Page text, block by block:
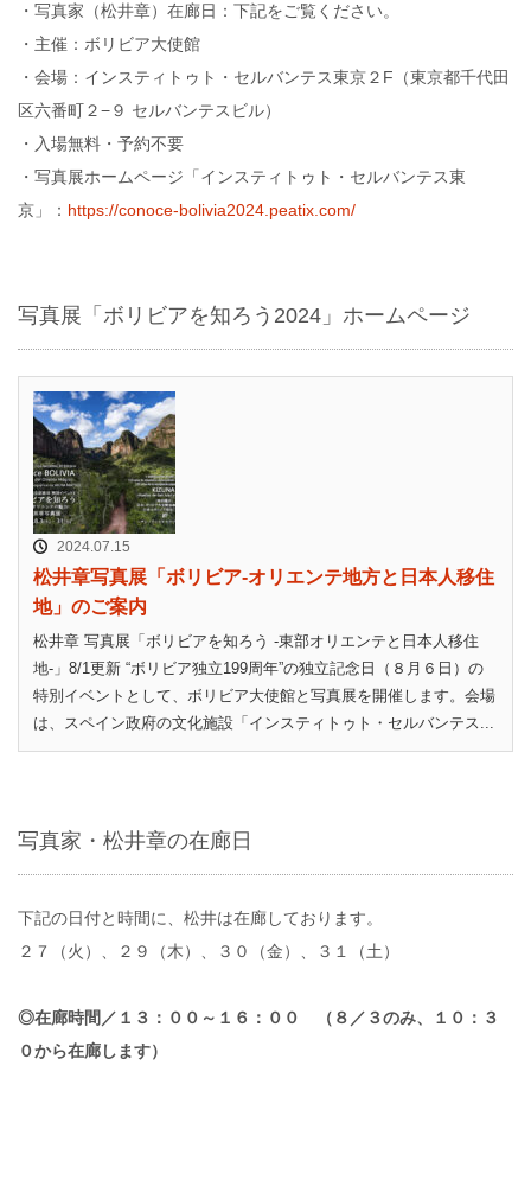
・写真家（松井章）在廊日：下記をご覧ください。
・主催：ボリビア大使館
・会場：インスティトゥト・セルバンテス東京２F（東京都千代田
区六番町２−９ セルバンテスビル）
・入場無料・予約不要
・写真展ホームページ「インスティトゥト・セルバンテス東
京」： https://conoce-bolivia2024.peatix.com/
写真展「ボリビアを知ろう2024」ホームページ
2024.07.15
松井章写真展「ボリビア-オリエンテ地方と日本人移住
地」のご案内
松井章 写真展「ボリビアを知ろう -東部オリエンテと日本人移住
地-」8/1更新 “ボリビア独立199周年”の独立記念日（８月６日）の
特別イベントとして、ボリビア大使館と写真展を開催します。会場
は、スペイン政府の文化施設「インスティトゥト・セルバンテス...
写真家・松井章の在廊日
下記の日付と時間に、松井は在廊しております。
２７（火）、２９（木）、３０（金）、３１（土）
◎在廊時間／１３：００～１６：００ （８／３のみ、１０：３
０から在廊します）